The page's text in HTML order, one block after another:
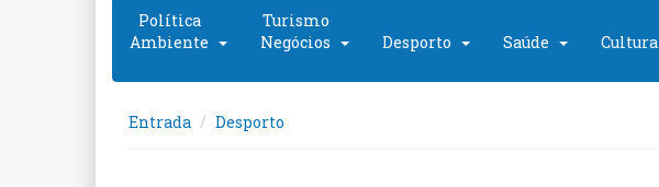
Política
Ambiente
Turismo
Negócios
Desporto Saúde Cultura
Entrada Desporto